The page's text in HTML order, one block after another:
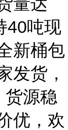
40吨现
新桶包
发货，
货源稳
优，欢